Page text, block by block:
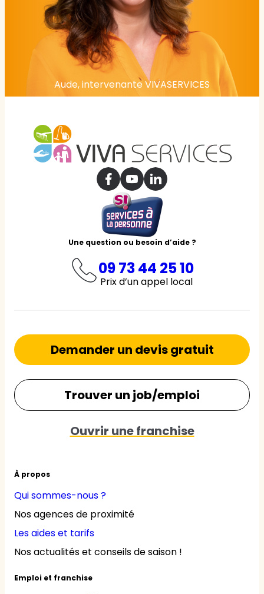
Aude, intervenante VIVASERVICES
Une question ou besoin d’aide ?
09 73 44 25 10
Prix d’un appel local
À propos
Qui sommes-nous ?
Nos agences de proximité
Les aides et tarifs
Nos actualités et conseils de saison !
Emploi et franchise
Demander un devis gratuit
Trouver un job/emploi
Ouvrir une franchise